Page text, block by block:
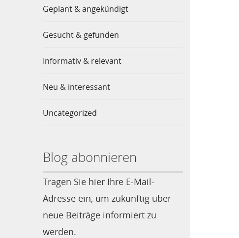
Geplant & angekündigt
Gesucht & gefunden
Informativ & relevant
Neu & interessant
Uncategorized
Blog abonnieren
Tragen Sie hier Ihre E-Mail-
Adresse ein, um zukünftig über
neue Beiträge informiert zu
werden.